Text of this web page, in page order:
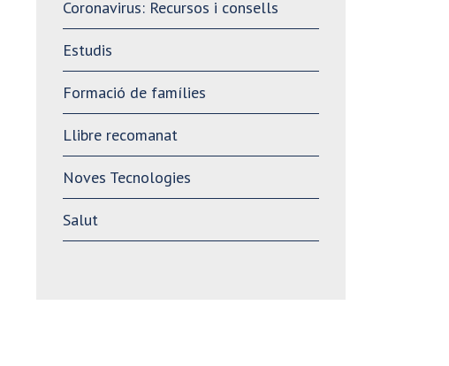
Coronavirus: Recursos i consells
Estudis
Formació de famílies
Llibre recomanat
Noves Tecnologies
Salut